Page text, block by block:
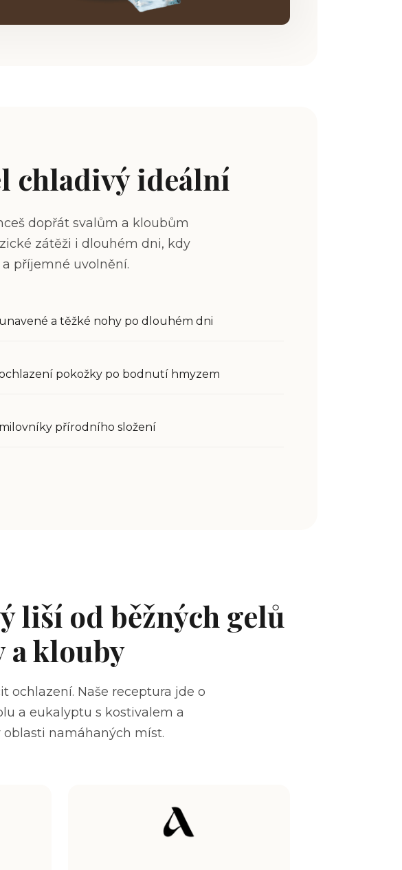
chladivý ideální
dopřát svalům a kloubům
zátěži i dlouhém dni, kdy
příjemné uvolnění.
a těžké nohy po dlouhém dni
pokožky po bodnutí hmyzem
přírodního složení
liší od běžných gelů
a klouby
ochlazení. Naše receptura jde o
a eukalyptu s kostivalem a
namáhaných míst.